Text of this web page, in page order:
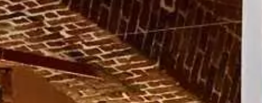
Paramètres de
confidentialité
Afin de faciliter votre navigation et de vous